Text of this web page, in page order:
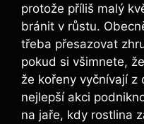
protože příliš malý
bránit v růstu.
třeba přesazovat
pokud si všimnete,‍
že kořeny ⁣vyčnívají z⁣
nejlepší akci
na ​jaře, kdy ‍rostlina